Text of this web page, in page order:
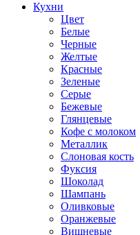
Кухни
Цвет
Белые
Черные
Желтые
Красные
Зеленые
Серые
Бежевые
Глянцевые
Кофе с молоком
Металлик
Слоновая кость
Фуксия
Шоколад
Шампань
Оливковые
Оранжевые
Вишневые